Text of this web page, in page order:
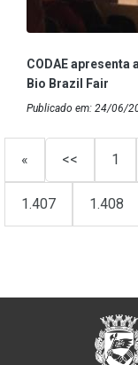
CODAE
Bio Brazil Fair
Publicado em: 24/06/
« << 1
1.407 1.408